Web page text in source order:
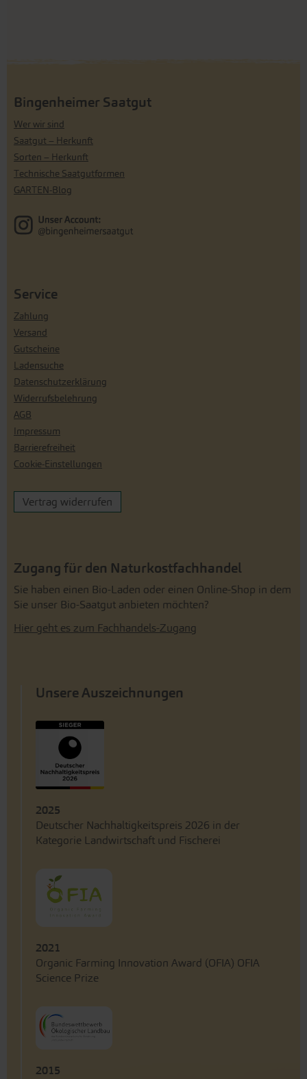
Bingenheimer Saatgut
Wer wir sind
Saatgut – Herkunft
Sorten – Herkunft
Technische Saatgutformen
GARTEN-Blog
Service
Zahlung
Versand
Gutscheine
Ladensuche
Datenschutzerklärung
Widerrufsbelehrung
AGB
Impressum
Barrierefreiheit
Cookie-Einstellungen
Vertrag widerrufen
Zugang für den Naturkostfachhandel
Sie haben einen Bio-Laden oder einen Online-Shop in dem
Sie unser Bio-Saatgut anbieten möchten?
Hier geht es zum Fachhandels-Zugang
Unsere Auszeichnungen
2025
Deutscher Nachhaltigkeitspreis 2026 in der
Kategorie Landwirtschaft und Fischerei
2021
Organic Farming Innovation Award (OFIA) OFIA
Science Prize
2015